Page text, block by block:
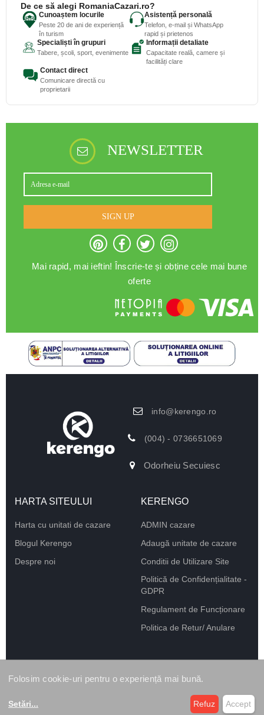
De ce să alegi RomaniaCazari.ro?
Cunoaștem locurile
Peste 20 de ani de experiență
în turism
Asistență personală
Telefon, e-mail și WhatsApp
rapid și prietenos
Specialiști în grupuri
Tabere, școli, sport, evenimente
Informații detaliate
Capacitate reală, camere și
facilități clare
Contact direct
Comunicare directă cu
proprietarii
NEWSLETTER
SIGN UP
Mai rapid, mai ieftin! Înscrie-te și obține cele mai bune
oferte
info@kerengo.ro
(004) - 0736651069
Odorheiu Secuiesc
HARTA SITEULUI
Harta cu unitati de cazare
Blogul Kerengo
Despre noi
KERENGO
ADMIN cazare
Adaugă unitate de cazare
Conditii de Utilizare Site
Politică de Confidențialitate -
GDPR
Regulament de Funcționare
Politica de Retur/ Anulare
Folosim cookie-uri pentru o experiență mai bună.
Setări... Refuz Accept